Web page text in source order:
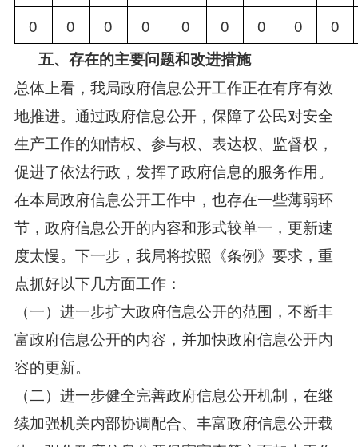
0
0 0 0 0 0 0 0
0
五、存在的主要问题和改进措施
总体上看，我局政府信息公开工作正在有序有效
地推进。通过政府信息公开，保障了公民对安全
生产工作的知情权、参与权、表达权、监督权，
促进了依法行政，发挥了政府信息的服务作用。
在本局政府信息公开工作中，也存在一些薄弱环
节，政府信息公开的内容和形式较单一，更新速
度太慢。下一步，我局将按照《条例》要求，重
点抓好以下几方面工作：
（一）进一步扩大政府信息公开的范围，不断丰
富政府信息公开的内容，并加快政府信息公开内
容的更新。
（二）进一步健全完善政府信息公开机制，在继
续加强机关内部协调配合、丰富政府信息公开载